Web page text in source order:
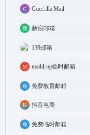
Guerrilla Mail
新浪邮箱
139邮箱
maildrop临时邮箱
免费教育邮箱
抖音电商
免费临时邮箱